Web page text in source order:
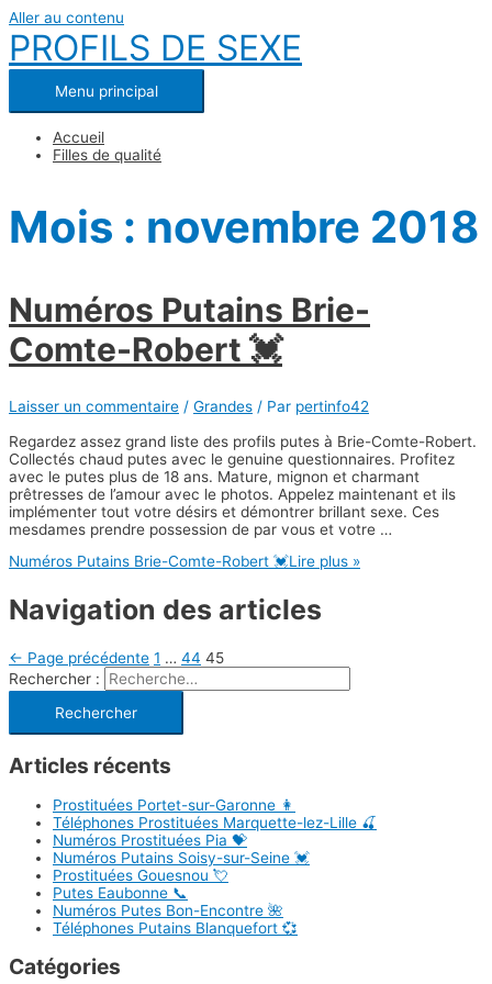
Aller au contenu
PROFILS DE SEXE
Menu principal
Accueil
Filles de qualité
Mois : novembre 2018
Numéros Putains Brie-
Comte-Robert 💓
Laisser un commentaire / Grandes / Par pertinfo42
Regardez assez grand liste des profils putes à Brie-Comte-Robert.
Collectés chaud putes avec le genuine questionnaires. Profitez
avec le putes plus de 18 ans. Mature, mignon et charmant
prêtresses de l’amour avec le photos. Appelez maintenant et ils
implémenter tout votre désirs et démontrer brillant sexe. Ces
mesdames prendre possession de par vous et votre …
Numéros Putains Brie-Comte-Robert 💓Lire plus »
Navigation des articles
← Page précédente 1 … 44 45
Rechercher :
Articles récents
Prostituées Portet-sur-Garonne 👩
Téléphones Prostituées Marquette-lez-Lille 🍒
Numéros Prostituées Pia 💝
Numéros Putains Soisy-sur-Seine 💓
Prostituées Gouesnou 💘
Putes Eaubonne 📞
Numéros Putes Bon-Encontre 🌺
Téléphones Putains Blanquefort 💞
Catégories